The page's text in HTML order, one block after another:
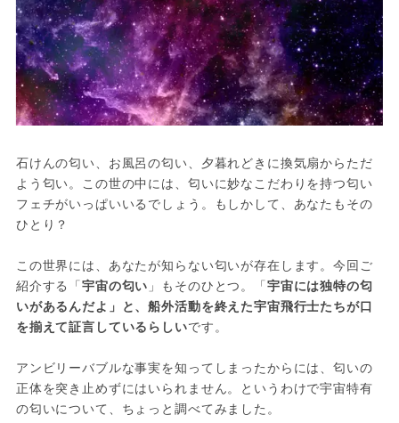
石けんの匂い、お風呂の匂い、夕暮れどきに換気扇からただ
よう匂い。この世の中には、匂いに妙なこだわりを持つ匂い
フェチがいっぱいいるでしょう。もしかして、あなたもその
ひとり？
この世界には、あなたが知らない匂いが存在します。今回ご
紹介する「宇宙の匂い 」もそのひとつ。「宇宙には独特の匂
いがあるんだよ」と、船外活動を終えた宇宙飛行士たちが口
を揃えて証言しているらしいです。
アンビリーバブルな事実を知ってしまったからには、匂いの
正体を突き止めずにはいられません。というわけで宇宙特有
の匂いについて、ちょっと調べてみました。